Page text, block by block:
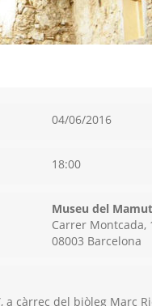
04/06/2016
18:00
Museu del Mamut
Carrer Montcada,
08003 Barcelona
a càrrec del biòleg Marc